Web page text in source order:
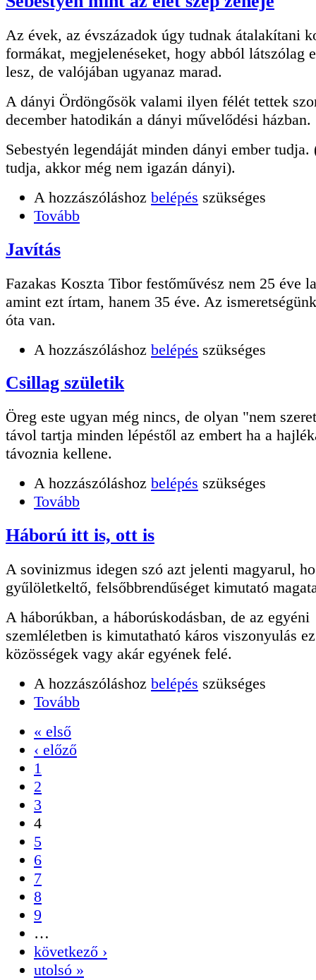
Az évek, az évszázadok úgy tudnak átalakítani
formákat, megjelenéseket, hogy abból látszólag
lesz, de valójában ugyanaz marad.
A dányi Ördöngősök valami ilyen félét tettek
december hatodikán a dányi művelődési házban.
Sebestyén legendáját minden dányi ember tudja.
tudja, akkor még nem igazán dányi).
A hozzászóláshoz belépés szükséges
Tovább
Javítás
Fazakas Koszta Tibor festőművész nem 25 éve
amint ezt írtam, hanem 35 éve. Az
óta van.
A hozzászóláshoz belépés szükséges
Csillag születik
Öreg este ugyan még nincs, de olyan "nem
távol tartja minden lépéstől az embert ha a
távoznia kellene.
A hozzászóláshoz belépés szükséges
Tovább
Háború itt is, ott is
A sovinizmus idegen szó azt jelenti magyarul,
gyűlöletkeltő, felsőbbrendűséget kimutató
A háborúkban, a háborúskodásban, de az egyéni
szemléletben is kimutatható káros viszonyulás
közösségek vagy akár egyének felé.
A hozzászóláshoz belépés szükséges
Tovább
« első
‹ előző
1
2
3
4
5
6
7
8
9
…
következő ›
utolsó »